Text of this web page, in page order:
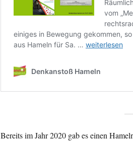
Bereits im Jahr 2020 gab es einen